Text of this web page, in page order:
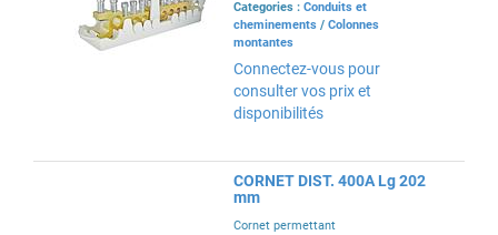
Categories : Conduits et
cheminements / Colonnes
montantes
Connectez-vous pour
consulter vos prix et
disponibilités
CORNET DIST. 400A Lg 202
mm
Cornet permettant